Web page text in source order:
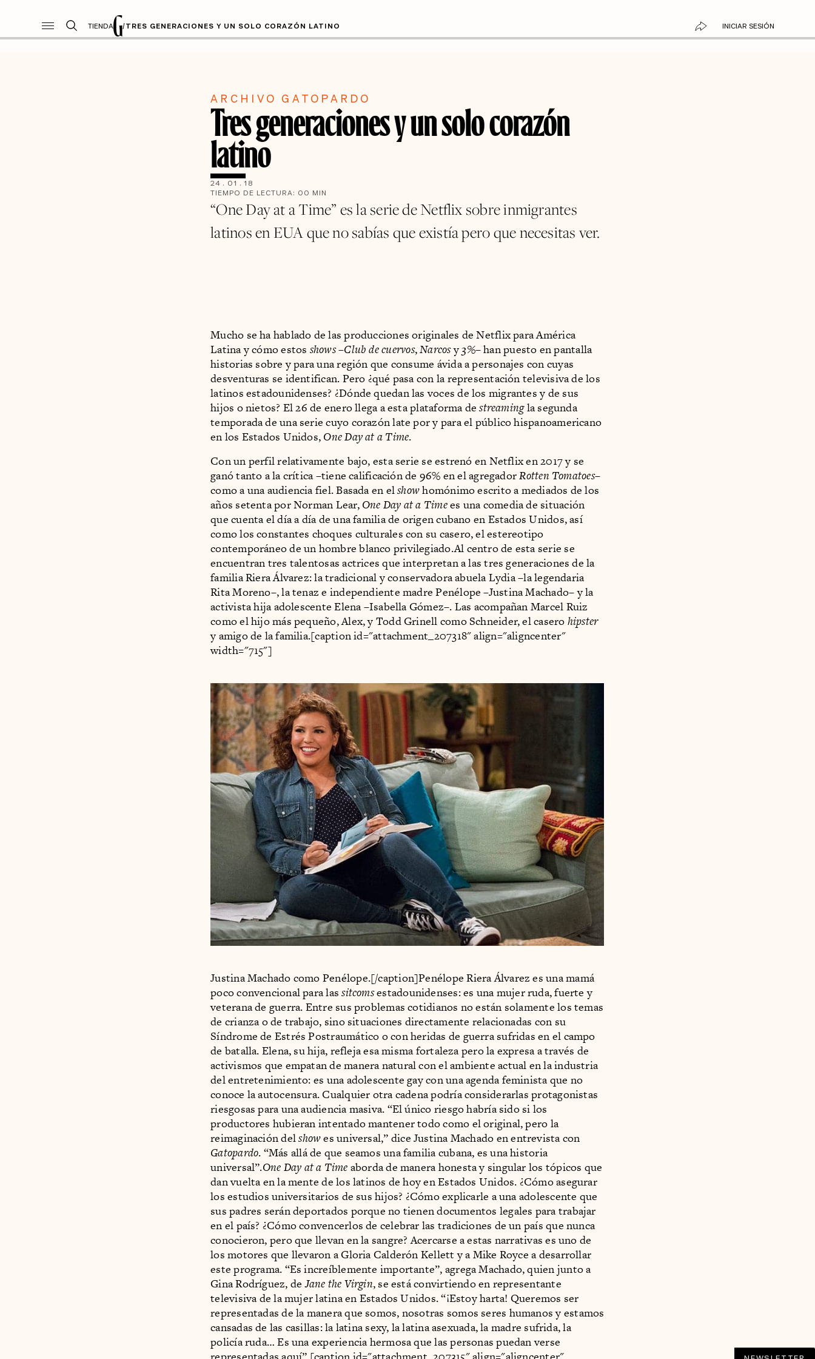
TIENDA /TRES GENERACIONES Y UN SOLO CORAZÓN LATINO INICIAR SESIÓN
ARCHIVO GATOPARDO
Tres generaciones y un solo corazón
latino
24 . 01 . 18
TIEMPO DE LECTURA: 00 MIN
“One Day at a Time” es la serie de Netflix sobre inmigrantes
latinos en EUA que no sabías que existía pero que necesitas ver.
Mucho se ha hablado de las producciones originales de Netflix para América
Latina y cómo estos shows–Club de cuervos,Narcosy3%– han puesto en pantalla
historias sobre y para una región que consume ávida a personajes con cuyas
desventuras se identifican. Pero ¿qué pasa con la representación televisiva de los
latinos estadounidenses? ¿Dónde quedan las voces de los migrantes y de sus
hijos o nietos? El 26 de enero llega a esta plataforma destreamingla segunda
temporada de una serie cuyo corazón late por y para el público hispanoamericano
en los Estados Unidos, One Day at a Time.
Con un perfil relativamente bajo, esta serie se estrenó en Netflix en 2017 y se
ganó tanto a la crítica –tiene calificación de 96% en el agregadorRotten Tomatoes–
como a una audiencia fiel. Basada en elshowhomónimo escrito a mediados de los
años setenta por Norman Lear, One Day at a Timees una comedia de situación
que cuenta el día a día de una familia de origen cubano en Estados Unidos, así
como los constantes choques culturales con su casero, el estereotipo
contemporáneo de un hombre blanco privilegiado.Al centro de esta serie se
encuentran tres talentosas actrices que interpretan a las tres generaciones de la
familia Riera Álvarez: la tradicional y conservadora abuela Lydia –la legendaria
Rita Moreno–, la tenaz e independiente madre Penélope –Justina Machado– y la
activista hija adolescente Elena –Isabella Gómez–. Las acompañan Marcel Ruiz
como el hijo más pequeño, Alex, y Todd Grinell como Schneider, el casero hipster
y amigo de la familia.[caption id="attachment_207318" align="aligncenter"
width="715"]
Justina Machado como Penélope.[/caption]Penélope Riera Álvarez es una mamá
poco convencional para lassitcomsestadounidenses: es una mujer ruda, fuerte y
veterana de guerra. Entre sus problemas cotidianos no están solamente los temas
de crianza o de trabajo, sino situaciones directamente relacionadas con su
Síndrome de Estrés Postraumático o con heridas de guerra sufridas en el campo
de batalla. Elena, su hija, refleja esa misma fortaleza pero la expresa a través de
activismos que empatan de manera natural con el ambiente actual en la industria
del entretenimiento: es una adolescente gay con una agenda feminista que no
conoce la autocensura. Cualquier otra cadena podría considerarlas protagonistas
riesgosas para una audiencia masiva. “El único riesgo habría sido si los
productores hubieran intentado mantener todo como el original, pero la
reimaginación delshowes universal,” dice Justina Machado en entrevista con
Gatopardo. “Más allá de que seamos una familia cubana, es una historia
universal”.One Day at a Time aborda de manera honesta y singular los tópicos que
dan vuelta en la mente de los latinos de hoy en Estados Unidos. ¿Cómo asegurar
los estudios universitarios de sus hijos? ¿Cómo explicarle a una adolescente que
sus padres serán deportados porque no tienen documentos legales para trabajar
en el país? ¿Cómo convencerlos de celebrar las tradiciones de un país que nunca
conocieron, pero que llevan en la sangre? Acercarse a estas narrativas es uno de
los motores que llevaron a Gloria Calderón Kellett y a Mike Royce a desarrollar
este programa. “Es increíblemente importante”, agrega Machado, quien junto a
Gina Rodríguez, deJane the Virgin, se está convirtiendo en representante
televisiva de la mujer latina en Estados Unidos. “¡Estoy harta! Queremos ser
representadas de la manera que somos, nosotras somos seres humanos y estamos
cansadas de las casillas: la latina sexy, la latina asexuada, la madre sufrida, la
policía ruda… Es una experiencia hermosa que las personas puedan verse